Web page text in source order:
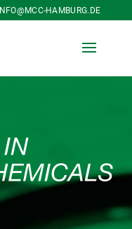
INFO@MCC-HAMBURG.DE